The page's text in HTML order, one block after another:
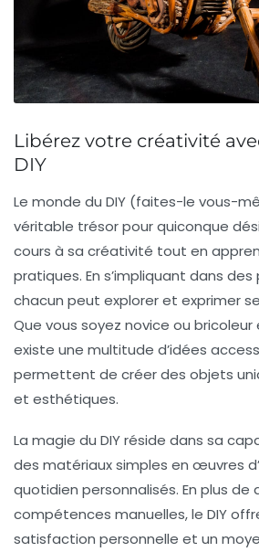
Libérez votre créativité
DIY
Le monde du DIY (faites-le vous-
véritable trésor pour quiconque
cours à sa créativité tout en
pratiques. En s’impliquant dans
chacun peut explorer et exprimer
Que vous soyez novice ou bricoleur
existe une multitude d’idées
permettent de créer des objets
et esthétiques.
La magie du DIY réside dans sa
des matériaux simples en œuvres
quotidien personnalisés. En plus de
compétences manuelles, le DIY
satisfaction personnelle et un